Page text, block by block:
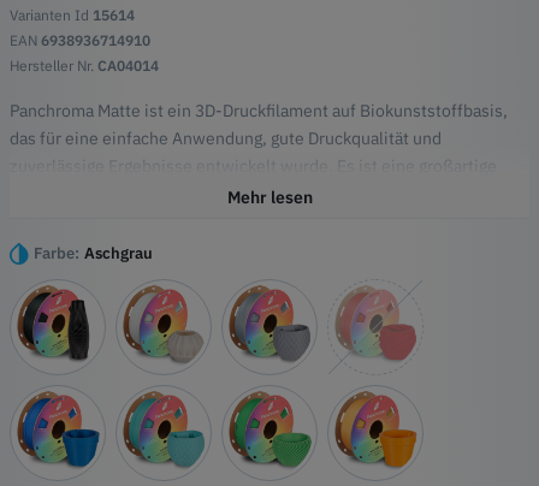
Varianten Id 15614
EAN 6938936714910
Hersteller Nr. CA04014
Panchroma Matte ist ein 3D-Druckfilament auf Biokunststoffbasis,
das für eine einfache Anwendung, gute Druckqualität und
zuverlässige Ergebnisse entwickelt wurde. Es ist eine großartige
Option für diejenigen, die eine matte Oberfläche und ein glattes
gleichen hochwertigen Farben und Oberflächen, jetzt unter einem
einfacheren Namen.
Höhepunkte
Dichte 1,37g/cm
Funktioniert gut mit jedem handelsüblichen 3D-Drucker
Am besten geeignet für Ausdrucke auf neueren Modellen, aber
für ältere Drucker können auch langsamere Geschwindigkeiten
erforderlich sein
Geringfügig abrasiver als Standard-Glanz-PLA
Mehr lesen
Farbe: Aschgrau